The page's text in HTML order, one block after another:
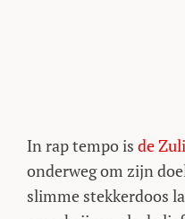
In rap tempo is de
onderweg om zijn
slimme stekkerdoos